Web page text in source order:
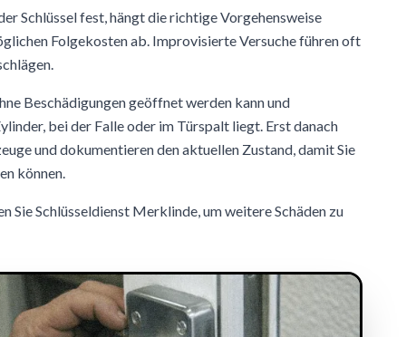
Schlüssel fest, hängt die richtige Vorgehensweise
Folgekosten ab. Improvisierte Versuche führen oft
Beschädigungen geöffnet werden kann und
bei der Falle oder im Türspalt liegt. Erst danach
und dokumentieren den aktuellen Zustand, damit Sie
können.
Sie Schlüsseldienst Merklinde, um weitere Schäden zu